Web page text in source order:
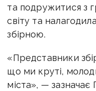
та подружитися з
світу та
збірною.
«Представники
що ми круті,
міста», — зазначає